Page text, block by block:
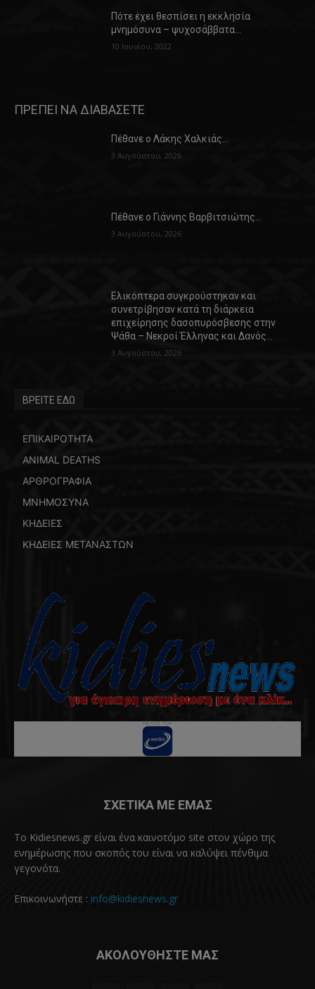
Πότε έχει θεσπίσει η εκκλησία
μνημόσυνα – ψυχοσάββατα…
10 Ιουνίου, 2022
ΠΡΕΠΕΙ ΝΑ ΔΙΑΒΑΣΕΤΕ
Πέθανε ο Λάκης Χαλκιάς…
3 Αυγούστου, 2026
Πέθανε ο Γιάννης Βαρβιτσιώτης…
3 Αυγούστου, 2026
Ελικόπτερα συγκρούστηκαν και
συνετρίβησαν κατά τη διάρκεια
επιχείρησης δασοπυρόσβεσης στην
Ψάθα – Νεκροί Έλληνας και Δανός…
3 Αυγούστου, 2026
ΒΡΕΙΤΕ ΕΔΩ
ΕΠΙΚΑΙΡΟΤΗΤΑ
ANIMAL DEATHS
ΑΡΘΡΟΓΡΑΦΙΑ
ΜΝΗΜΟΣΥΝΑ
ΚΗΔΕΙΕΣ
ΚΗΔΕΙΕΣ ΜΕΤΑΝΑΣΤΩΝ
ΣΧΕΤΙΚΑ ΜΕ ΕΜΑΣ
Το Kidiesnews.gr είναι ένα καινοτόμο site στον χώρο της
ενημέρωσης που σκοπός του είναι να καλύψει πένθιμα
γεγονότα.
Επικοινωνήστε : info@kidiesnews.gr
ΑΚΟΛΟΥΘΗΣΤΕ ΜΑΣ